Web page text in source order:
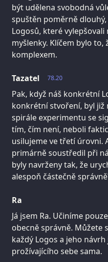
být udělena svobodná
spuštěn poměrně
Logosů, které
myšlenky. Klíčem bylo
komplexem.
78.20
Tazatel
Pak, když náš konkrétní
konkrétní stvoření, byl
spirále experimentu se
tím, čím není, neboli
usilujeme ve třetí úrovni.
primárně soustředil při
byly navrženy tak, že
alespoň částečně
Ra
Já jsem Ra. Učiníme
obecně správně. Můžete
každý Logos a jeho
prožívajícího sebe sama.